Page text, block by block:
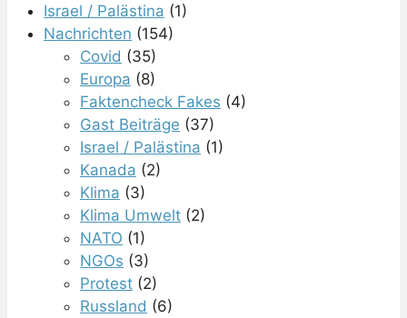
Israel / Palästina (1)
Nachrichten (154)
Covid (35)
Europa (8)
Faktencheck Fakes (4)
Gast Beiträge (37)
Israel / Palästina (1)
Kanada (2)
Klima (3)
Klima Umwelt (2)
NATO (1)
NGOs (3)
Protest (2)
Russland (6)